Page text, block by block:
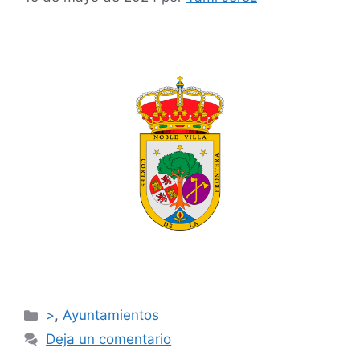
>,Ayuntamientos
Deja un comentario